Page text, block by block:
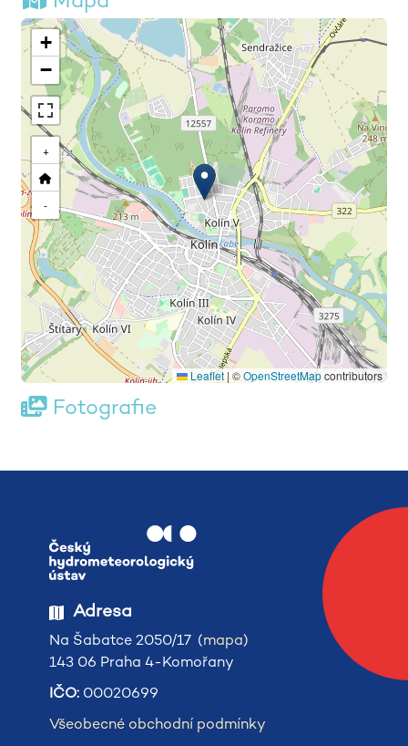
+
−
+
-
Leaflet|©OpenStreetMapcontributors
Fotografie
Adresa
Na Šabatce 2050/17 (mapa)
143 06 Praha 4-Komořany
IČO: 00020699
Všeobecné obchodní podmínky